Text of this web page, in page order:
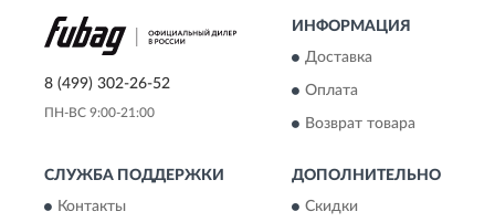
8 (499) 302-26-52
ПН-ВС 9:00-21:00
ИНФОРМАЦИЯ
Доставка
Оплата
Возврат товара
СЛУЖБА ПОДДЕРЖКИ
Контакты
ДОПОЛНИТЕЛЬНО
Скидки